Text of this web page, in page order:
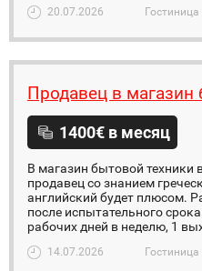
20.07.2026
Продавец в магазин
1400€ в месяц
В магазин бытовой техники
продавец со знанием
английский будет плюсом.
после испытательного
рабочих дней в неделю, 1
14.07.2026